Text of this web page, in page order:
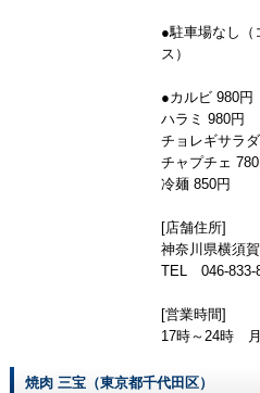
●駐車場なし（
ス）
●カルビ 980円
ハラミ 980円
チョレギサラ
チャプチェ 780
冷麺 850円
[店舗住所]
神奈川県横須
TEL 046-833-
[営業時間]
17時～24時
焼肉 三宝（東京都千代田区）